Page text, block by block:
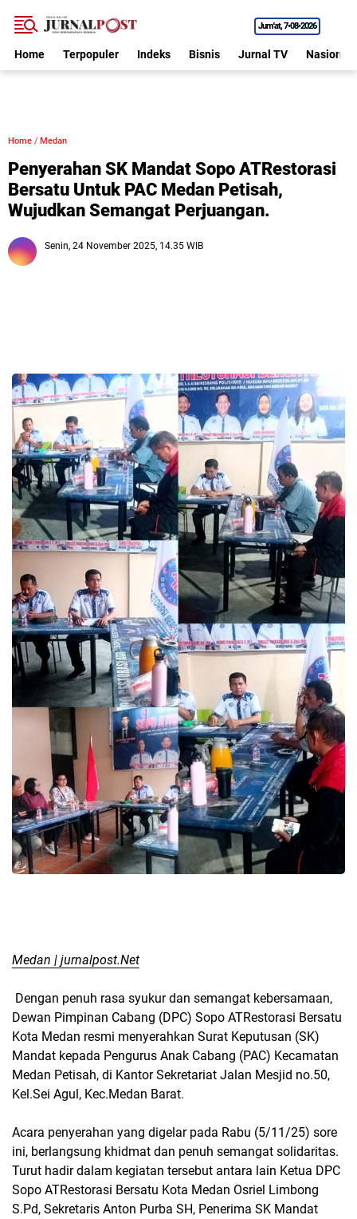
Jum'at 7•08•2026
Home Terpopuler Indeks Bisnis Jurnal TV Nasional
Home / Medan
Penyerahan SK Mandat Sopo ATRestorasi
Bersatu Untuk PAC Medan Petisah,
Wujudkan Semangat Perjuangan.
Senin, 24 November 2025, 14.35 WIB
Medan | jurnalpost.Net
Dengan penuh rasa syukur dan semangat kebersamaan,
Dewan Pimpinan Cabang (DPC) Sopo ATRestorasi Bersatu
Kota Medan resmi menyerahkan Surat Keputusan (SK)
Mandat kepada Pengurus Anak Cabang (PAC) Kecamatan
Medan Petisah, di Kantor Sekretariat Jalan Mesjid no.50,
Kel.Sei Agul, Kec.Medan Barat.
Acara penyerahan yang digelar pada Rabu (5/11/25) sore
ini, berlangsung khidmat dan penuh semangat solidaritas.
Turut hadir dalam kegiatan tersebut antara lain Ketua DPC
Sopo ATRestorasi Bersatu Kota Medan Osriel Limbong
S.Pd, Sekretaris Anton Purba SH, Penerima SK Mandat